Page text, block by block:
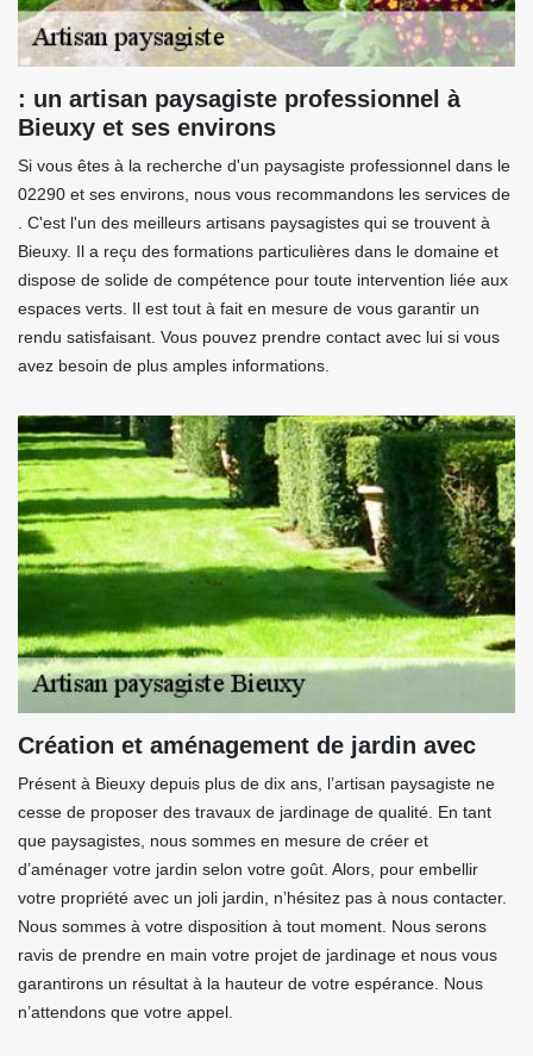
: un artisan paysagiste professionnel à
Bieuxy et ses environs
Si vous êtes à la recherche d'un paysagiste professionnel dans le
02290 et ses environs, nous vous recommandons les services de
. C'est l'un des meilleurs artisans paysagistes qui se trouvent à
Bieuxy. Il a reçu des formations particulières dans le domaine et
dispose de solide de compétence pour toute intervention liée aux
espaces verts. Il est tout à fait en mesure de vous garantir un
rendu satisfaisant. Vous pouvez prendre contact avec lui si vous
avez besoin de plus amples informations.
Création et aménagement de jardin avec
Présent à Bieuxy depuis plus de dix ans, l’artisan paysagiste ne
cesse de proposer des travaux de jardinage de qualité. En tant
que paysagistes, nous sommes en mesure de créer et
d’aménager votre jardin selon votre goût. Alors, pour embellir
votre propriété avec un joli jardin, n’hésitez pas à nous contacter.
Nous sommes à votre disposition à tout moment. Nous serons
ravis de prendre en main votre projet de jardinage et nous vous
garantirons un résultat à la hauteur de votre espérance. Nous
n’attendons que votre appel.